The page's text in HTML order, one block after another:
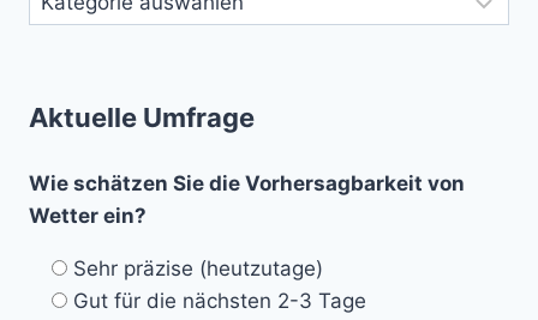
Aktuelle Umfrage
Wie schätzen Sie die Vorhersagbarkeit von
Wetter ein?
Sehr präzise (heutzutage)
Gut für die nächsten 2-3 Tage